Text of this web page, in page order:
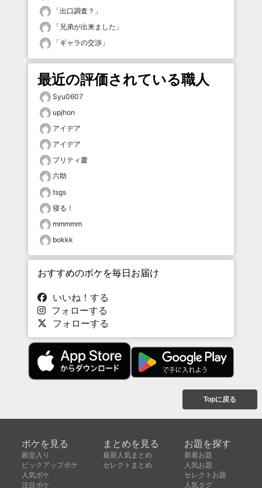
「出口調査？ 」
「 兄弟が出来ました 」
「ギャラの交渉 」
最近の評価されている職人
Syu0607
upjhon
アイデア
アイデア
プリティ慶
六助
tsgs
寝る！
mmmmm
bokkk
おすすめのボケを毎日お届け
いいね！する
フォローする
フォローする
Topに戻る
ボケを見る
殿堂入り
ピックアップボケ
人気ボケ
注目ボケ
まとめを見る
最新人気まとめ
セレクトまとめ
お題を探す
新着お題
人気お題
セレクトお題
人気タグ